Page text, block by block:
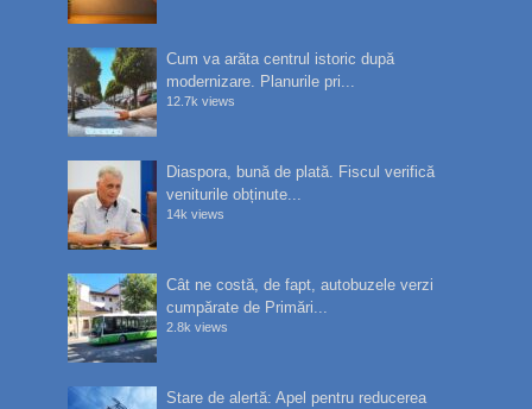
Cum va arăta centrul istoric după
modernizare. Planurile pri...
12.7k views
Diaspora, bună de plată. Fiscul verifică
veniturile obținute...
14k views
Cât ne costă, de fapt, autobuzele verzi
cumpărate de Primări...
2.8k views
Stare de alertă: Apel pentru reducerea